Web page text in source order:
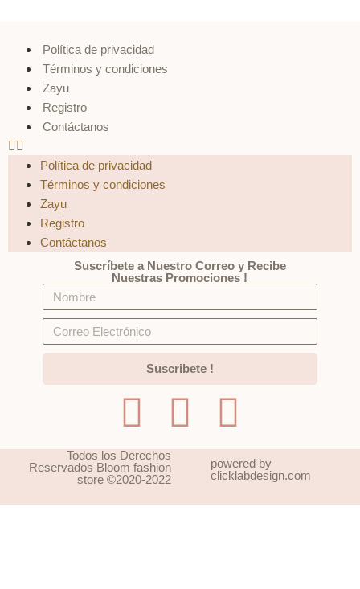
Política de privacidad
Términos y condiciones
Zayu
Registro
Contáctanos
Política de privacidad
Términos y condiciones
Zayu
Registro
Contáctanos
Suscríbete a Nuestro Correo y Recibe
Nuestras Promociones !
Suscribete !
Todos los Derechos
Reservados Bloom fashion
store ©2020-2022
powered by
clicklabdesign.com